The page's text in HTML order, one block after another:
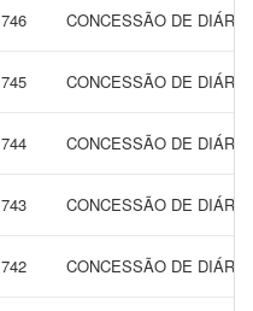
746 CONCESSÃO DE
745 CONCESSÃO DE
744 CONCESSÃO DE
743 CONCESSÃO DE
742 CONCESSÃO DE